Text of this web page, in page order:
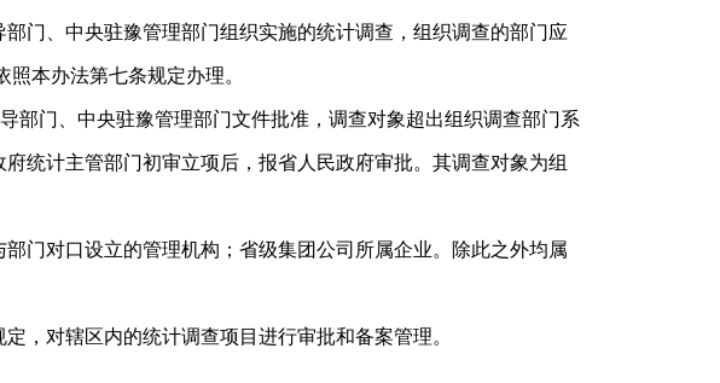
门、中央驻豫管理部门组织实施的统计调查，组织调查的部门应
本办法第七条规定办理。
部门、中央驻豫管理部门文件批准，调查对象超出组织调查部门系
统计主管部门初审立项后，报省人民政府审批。其调查对象为组
门对口设立的管理机构；省级集团公司所属企业。除此之外均属
，对辖区内的统计调查项目进行审批和备案管理。